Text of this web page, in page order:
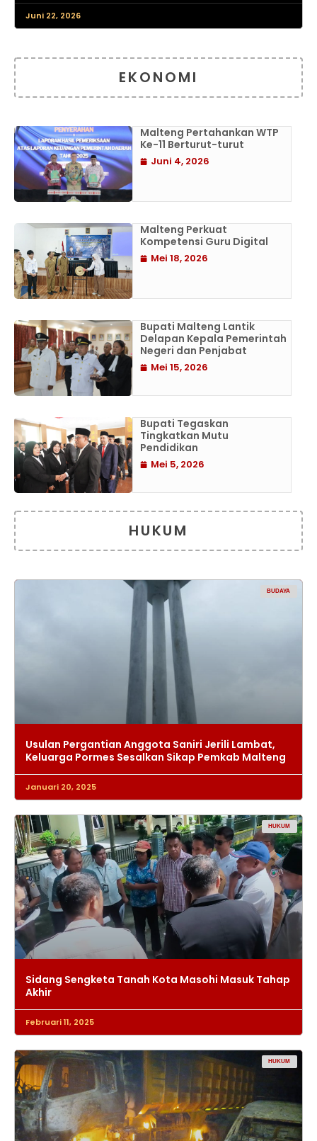
Juni 22, 2026
EKONOMI
Malteng Pertahankan WTP
Ke-11 Berturut-turut
Juni 4, 2026
Malteng Perkuat
Kompetensi Guru Digital
Mei 18, 2026
Bupati Malteng Lantik
Delapan Kepala Pemerintah
Negeri dan Penjabat
Mei 15, 2026
Bupati Tegaskan
Tingkatkan Mutu
Pendidikan
Mei 5, 2026
HUKUM
BUDAYA
Usulan Pergantian Anggota Saniri Jerili Lambat,
Keluarga Pormes Sesalkan Sikap Pemkab Malteng
Januari 20, 2025
HUKUM
Sidang Sengketa Tanah Kota Masohi Masuk Tahap
Akhir
Februari 11, 2025
HUKUM